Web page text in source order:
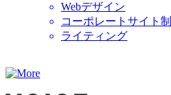
Webデザイン
コーポレートサイト
ライティング